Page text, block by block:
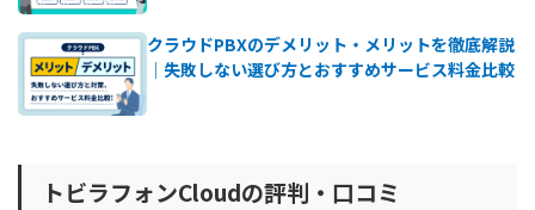
資本金 3億3,378万円（2026年1月末時点）
（2026年1月末時点）
クラウドPBXのデメリット・メリットを徹底解説
│失敗しない選び方とおすすめサービス料金比較
トビラフォンCloudの評判・口コミ